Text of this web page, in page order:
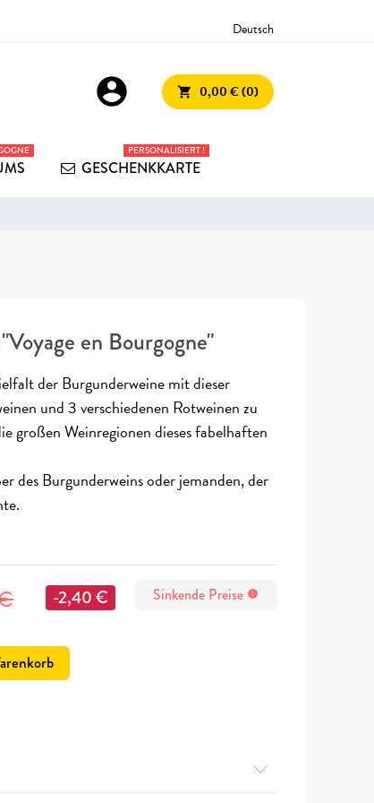
Deutsch
account_circle shopping_cart 0,00 € (0)
GESCHENKKARTE
PERSONALISIERT !
en Bourgogne"
der Burgunderweine mit dieser
und 3 verschiedenen Rotweinen zu
großen Weinregionen dieses fabelhaften
des Burgunderweins oder jemanden, der
-2,40 € Sinkende Preise info